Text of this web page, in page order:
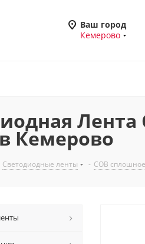
Ваш город
Кемерово
Лента
Кемерово
Светодиодные ленты - COB